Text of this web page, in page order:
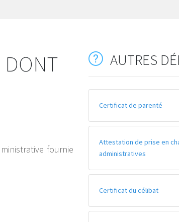
DONT
fournie
AUTRES
Certificat de parenté
Attestation de prise en
administratives
Certificat du célibat